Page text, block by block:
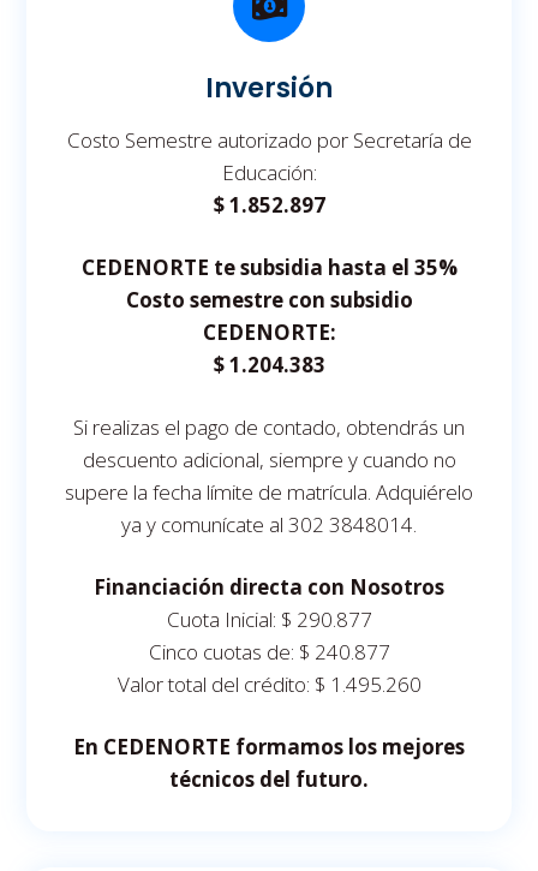
Inversión
Costo Semestre autorizado por Secretaría de
Educación:
$ 1.852.897
CEDENORTE te subsidia hasta el 35%
Costo semestre con subsidio
CEDENORTE:
$ 1.204.383
Si realizas el pago de contado, obtendrás un
descuento adicional, siempre y cuando no
supere la fecha límite de matrícula. Adquiérelo
ya y comunícate al 302 3848014.
Financiación directa con Nosotros
Cuota Inicial: $ 290.877
Cinco cuotas de: $ 240.877
Valor total del crédito: $ 1.495.260
En CEDENORTE formamos los mejores
técnicos del futuro.